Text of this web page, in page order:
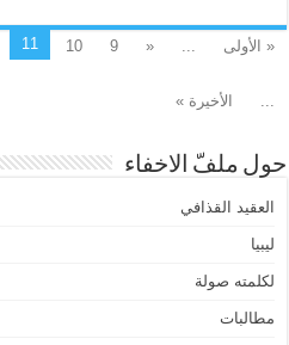
« الأولى ...
«
9
10
11
...
الأخيرة »
حول ملفّ الاخفاء
العقيد القذافي
ليبيا
لكلمته صولة
مطالبات